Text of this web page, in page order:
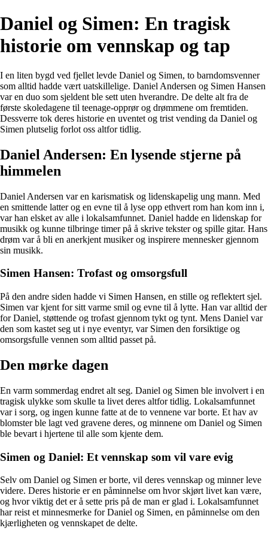
Daniel og Simen: En tragisk
historie om vennskap og tap
I en liten bygd ved fjellet levde Daniel og Simen, to barndomsvenner
som alltid hadde vært uatskillelige. Daniel Andersen og Simen Hansen
var en duo som sjeldent ble sett uten hverandre. De delte alt fra de
første skoledagene til teenage-opprør og drømmene om fremtiden.
Dessverre tok deres historie en uventet og trist vending da Daniel og
Simen plutselig forlot oss altfor tidlig.
Daniel Andersen: En lysende stjerne på
himmelen
Daniel Andersen var en karismatisk og lidenskapelig ung mann. Med
en smittende latter og en evne til å lyse opp ethvert rom han kom inn i,
var han elsket av alle i lokalsamfunnet. Daniel hadde en lidenskap for
musikk og kunne tilbringe timer på å skrive tekster og spille gitar. Hans
drøm var å bli en anerkjent musiker og inspirere mennesker gjennom
sin musikk.
Simen Hansen: Trofast og omsorgsfull
På den andre siden hadde vi Simen Hansen, en stille og reflektert sjel.
Simen var kjent for sitt varme smil og evne til å lytte. Han var alltid der
for Daniel, støttende og trofast gjennom tykt og tynt. Mens Daniel var
den som kastet seg ut i nye eventyr, var Simen den forsiktige og
omsorgsfulle vennen som alltid passet på.
Den mørke dagen
En varm sommerdag endret alt seg. Daniel og Simen ble involvert i en
tragisk ulykke som skulle ta livet deres altfor tidlig. Lokalsamfunnet
var i sorg, og ingen kunne fatte at de to vennene var borte. Et hav av
blomster ble lagt ved gravene deres, og minnene om Daniel og Simen
ble bevart i hjertene til alle som kjente dem.
Simen og Daniel: Et vennskap som vil vare evig
Selv om Daniel og Simen er borte, vil deres vennskap og minner leve
videre. Deres historie er en påminnelse om hvor skjørt livet kan være,
og hvor viktig det er å sette pris på de man er glad i. Lokalsamfunnet
har reist et minnesmerke for Daniel og Simen, en påminnelse om den
kjærligheten og vennskapet de delte.